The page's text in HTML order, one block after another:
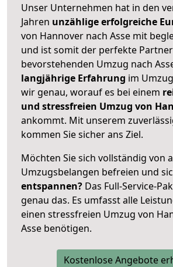
Unser Unternehmen hat in den
Jahren unzählige erfolgreiche
von Hannover nach Asse mit
und ist somit der perfekte
bevorstehenden Umzug nach
langjährige Erfahrung im
wir genau, worauf es bei einem
und stressfreien Umzug von
ankommt. Mit unserem
kommen Sie sicher ans Ziel.
Möchten Sie sich vollständig von
Umzugsbelangen befreien und
entspannen? Das Full-Service-
genau das. Es umfasst alle
einen stressfreien Umzug von
Asse benötigen.
Kostenlose Angebote